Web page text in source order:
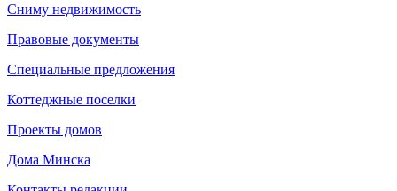
Сниму недвижимость
Правовые документы
Специальные предложения
Коттеджные поселки
Проекты домов
Дома Минска